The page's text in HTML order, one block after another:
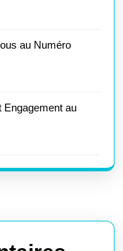
au Numéro
Engagement au